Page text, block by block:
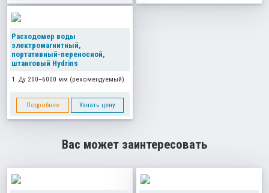
Расходомер воды
электромагнитный,
портативный-переносной,
штанговый Hydrins
1. Ду 200–6000 мм (рекомендуемый)
Подробнее Узнать цену
Вас может заинтересовать